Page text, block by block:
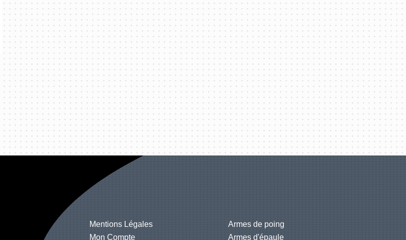
Mentions Légales
Mon Compte
Armes de poing
Armes d'épaule